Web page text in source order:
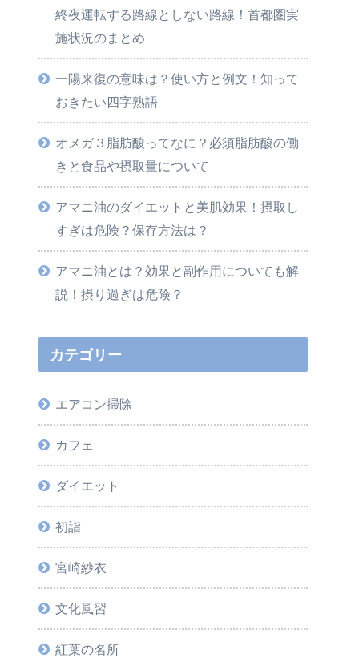
終夜運転する路線としない路線！首都圏実
施状況のまとめ
一陽来復の意味は？使い方と例文！知って
おきたい四字熟語
オメガ３脂肪酸ってなに？必須脂肪酸の働
きと食品や摂取量について
アマニ油のダイエットと美肌効果！摂取し
すぎは危険？保存方法は？
アマニ油とは？効果と副作用についても解
説！摂り過ぎは危険？
カテゴリー
エアコン掃除
カフェ
ダイエット
初詣
宮崎紗衣
文化風習
紅葉の名所